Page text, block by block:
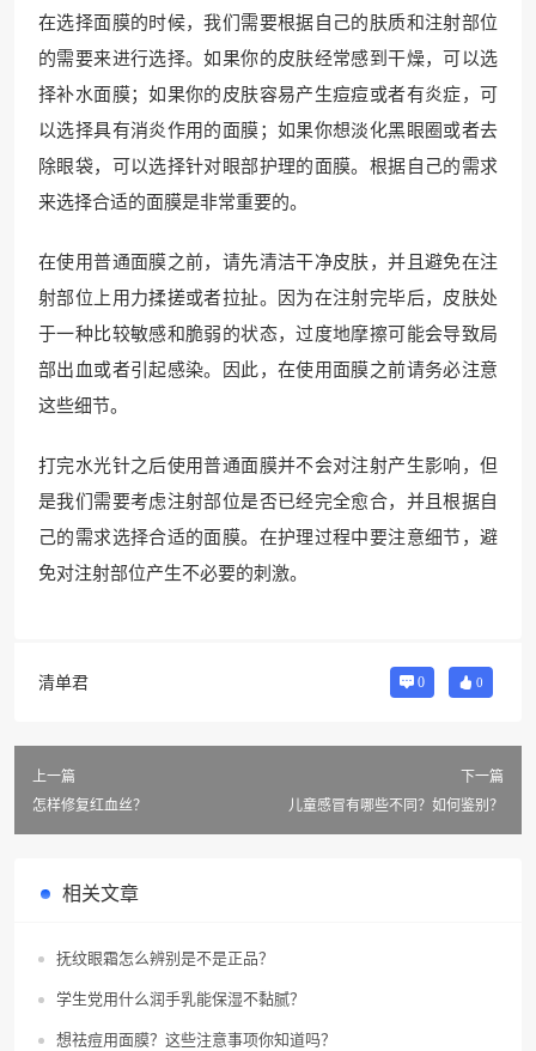
在选择面膜的时候，我们需要根据自己的肤质和注射部位
的需要来进行选择。如果你的皮肤经常感到干燥，可以选
择补水面膜；如果你的皮肤容易产生痘痘或者有炎症，可
以选择具有消炎作用的面膜；如果你想淡化黑眼圈或者去
除眼袋，可以选择针对眼部护理的面膜。根据自己的需求
来选择合适的面膜是非常重要的。
在使用普通面膜之前，请先清洁干净皮肤，并且避免在注
射部位上用力揉搓或者拉扯。因为在注射完毕后，皮肤处
于一种比较敏感和脆弱的状态，过度地摩擦可能会导致局
部出血或者引起感染。因此，在使用面膜之前请务必注意
这些细节。
打完水光针之后使用普通面膜并不会对注射产生影响，但
是我们需要考虑注射部位是否已经完全愈合，并且根据自
己的需求选择合适的面膜。在护理过程中要注意细节，避
免对注射部位产生不必要的刺激。
清单君 0 0
上一篇
怎样修复红血丝？
下一篇
儿童感冒有哪些不同？如何鉴别？
相关文章
抚纹眼霜怎么辨别是不是正品？
学生党用什么润手乳能保湿不黏腻？
想祛痘用面膜？这些注意事项你知道吗？